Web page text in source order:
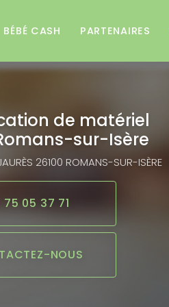
BÉBÉ CASH PARTENAIRES
de matériel
sur-Isère
26100 ROMANS-SUR-ISÈRE
75 05 37 71
NOUS